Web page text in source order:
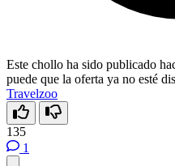
Este chollo ha sido publicado
puede que la oferta ya no esté
Travelzoo
135
1